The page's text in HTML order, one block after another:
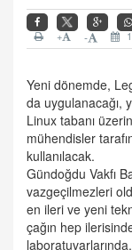
-
+
Yeni dönemde,
da uygulanacağı,
Linux tabanı
mühendisler
kullanılacak.
Gündoğdu Vakfı
vazgeçilmezleri
en ileri ve yeni
çağın hep